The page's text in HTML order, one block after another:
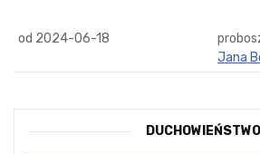
od 2024-06-18
Jana
DUCHOWIEŃSTWO